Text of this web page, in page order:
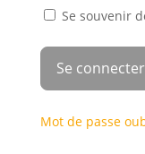
Se souvenir
Mot de passe